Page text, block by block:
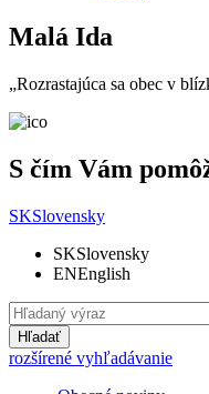
Malá Ida
„Rozrastajúca sa obec v
S čím Vám
SKSlovensky
SKSlovensky
ENEnglish
Hľadať
rozšírené vyhľadávanie